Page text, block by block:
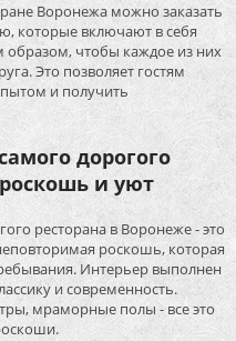
Воронежа можно заказать
которые включают в себя
чтобы каждое из них
Это позволяет гостям
и получить
дорогого
и уют
ресторана в Воронеже - это
роскошь, которая
Интерьер выполнен
и современность.
мраморные полы - все это